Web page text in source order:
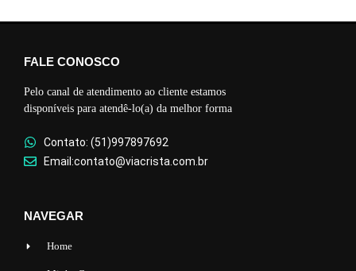
FALE CONOSCO
Pelo canal de atendimento ao cliente estamos
disponíveis para atendê-lo(a) da melhor forma
Contato: (51)997897692
Email:contato@viacrista.com.br
NAVEGAR
Home